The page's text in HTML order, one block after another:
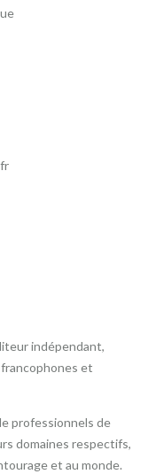
indépendant,
et
professionnels de
domaines respectifs,
et au monde.